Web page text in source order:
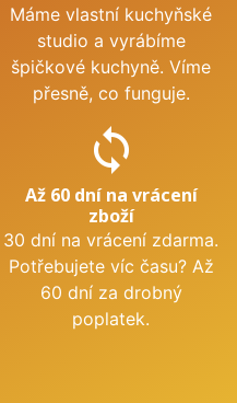
Máme vlastní kuchyňské
studio a vyrábíme
špičkové kuchyně. Víme
přesně, co funguje.
sync
Až 60 dní na vrácení
zboží
30 dní na vrácení zdarma.
Potřebujete víc času? Až
60 dní za drobný
poplatek.